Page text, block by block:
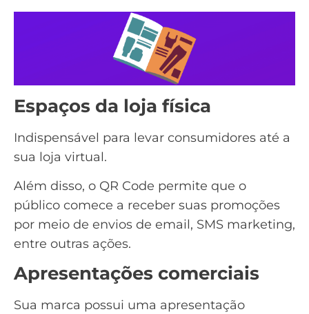
Espaços da loja física
Indispensável para levar consumidores até a
sua loja virtual.
Além disso, o QR Code permite que o
público comece a receber suas promoções
por meio de envios de email, SMS marketing,
entre outras ações.
Apresentações comerciais
Sua marca possui uma apresentação